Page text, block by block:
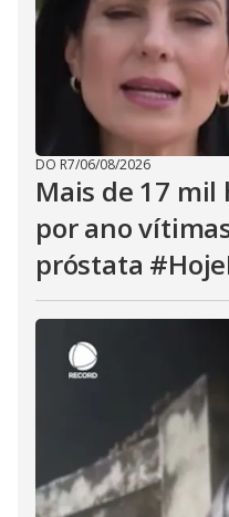
DO R7/06/08/2026
Mais de 17
por ano
próstata